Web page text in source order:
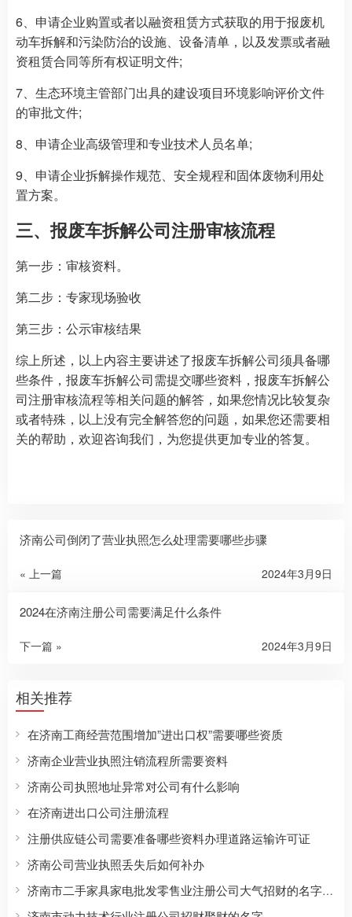
6、申请企业购置或者以融资租赁方式获取的用于报废机
动车拆解和污染防治的设施、设备清单，以及发票或者融
资租赁合同等所有权证明文件;
7、生态环境主管部门出具的建设项目环境影响评价文件
的审批文件;
8、申请企业高级管理和专业技术人员名单;
9、申请企业拆解操作规范、安全规程和固体废物利用处
置方案。
三、报废车拆解公司注册审核流程
第一步：审核资料。
第二步：专家现场验收
第三步：公示审核结果
综上所述，以上内容主要讲述了报废车拆解公司须具备哪
些条件，报废车拆解公司需提交哪些资料，报废车拆解公
司注册审核流程等相关问题的解答，如果您情况比较复杂
或者特殊，以上没有完全解答您的问题，如果您还需要相
关的帮助，欢迎咨询我们，为您提供更加专业的答复。
济南公司倒闭了营业执照怎么处理需要哪些步骤
« 上一篇 2024年3月9日
2024在济南注册公司需要满足什么条件
下一篇 » 2024年3月9日
相关推荐
在济南工商经营范围增加”进出口权”需要哪些资质
济南企业营业执照注销流程所需要资料
济南公司执照地址异常对公司有什么影响
在济南进出口公司注册流程
注册供应链公司需要准备哪些资料办理道路运输许可证
济南公司营业执照丢失后如何补办
济南市二手家具家电批发零售业注册公司大气招财的名字有哪些